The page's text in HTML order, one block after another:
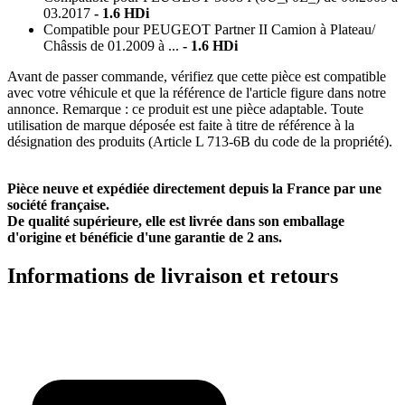
12.2011 - 1.6 HDi
Compatible pour PEUGEOT 307 Break (3E) de 03.2002 à
Compatible pour PEUGEOT 407 SW de 05.2004 à 12.2011
1.6 HDi
Compatible pour PEUGEOT 1007 3 portes de 04.2005 à ...
12.2015- 1.6 HDi
Compatible pour PEUGEOT 207 CC de 02.2007 à 01.2015
1.6 HDi
Compatible pour PEUGEOT 308 I 3/5 portes (4A, 4C) de
...- 1.6 HDi
03.2017 - 1.6 HDi
Compatible pour PEUGEOT Partner II Сamion à Plateau/
Сhâssis de 01.2009 à ... - 1.6 HDi
Avant de passer commande, vérifiez que cette pièce est compatible
avec votre véhicule et que la référence de l'article figure dans notre
annonce. Remarque : ce produit est une pièce adaptable. Toute
utilisation de marque déposée est faite à titre de référence à la
désignation des produits (Article L 713-6B du code de la propriété).
Pièce neuve et expédiée directement depuis la France par une
société française.
De qualité supérieure, elle est livrée dans son emballage
d'origine et bénéficie d'une garantie de 2 ans.
Informations de livraison et retours